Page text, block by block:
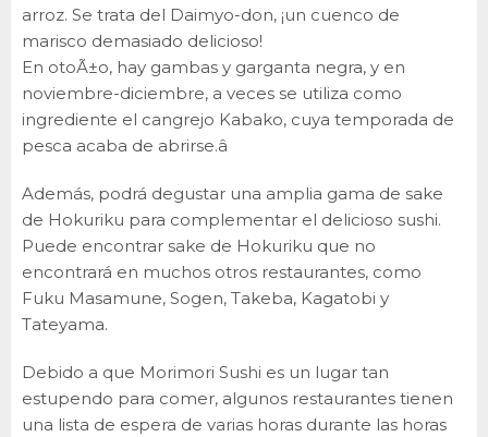
arroz. Se trata del Daimyo-don, ¡un cuenco de
marisco demasiado delicioso!
En otoÃ±o, hay gambas y garganta negra, y en
noviembre-diciembre, a veces se utiliza como
ingrediente el cangrejo Kabako, cuya temporada de
pesca acaba de abrirse.â
Además, podrá degustar una amplia gama de sake
de Hokuriku para complementar el delicioso sushi.
Puede encontrar sake de Hokuriku que no
encontrará en muchos otros restaurantes, como
Fuku Masamune, Sogen, Takeba, Kagatobi y
Tateyama.
Debido a que Morimori Sushi es un lugar tan
estupendo para comer, algunos restaurantes tienen
una lista de espera de varias horas durante las horas